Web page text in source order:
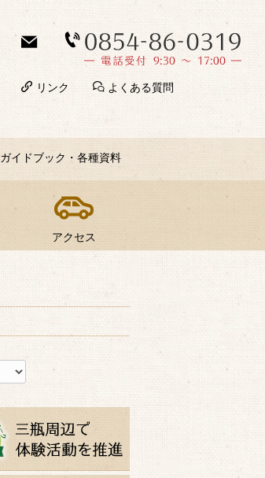
リンク よくある質問
ガイドブック・各種資料
アクセス